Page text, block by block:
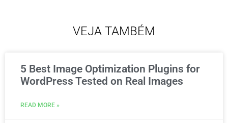
VEJA TAMBÉM
5 Best Image Optimization Plugins for
WordPress Tested on Real Images
READ MORE »